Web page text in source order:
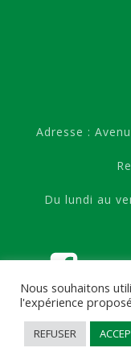
Adresse :
Du lundi au
Copyright ©2026 -
Nous souhaitons
l'expérience
REFUSER